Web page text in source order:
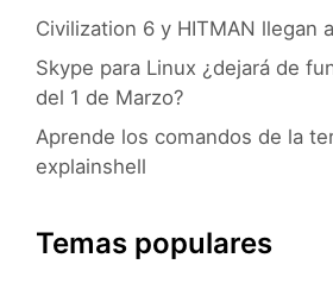
Civilization 6 y HITMAN llegan
Skype para Linux ¿dejará de
del 1 de Marzo?
Aprende los comandos de la
explainshell
Temas populares